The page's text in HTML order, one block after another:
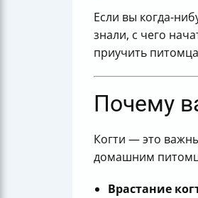
Что делать
Важные
Итоговая
Полезные
Если вы когда-
знали, с чего
приучить
Почему
Когти — это
домашним
Врастание